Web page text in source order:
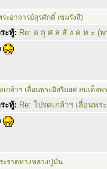
ะอาจารย์สุรศักดิ์ เขมรังสี)
ะทู้: Re: อ กุ ศ ล สั ง ค ห ะ (
เกล้าฯ เลื่อนพระอิสริยยศ สมเด็จ
ะทู้: Re: โปรดเกล้าฯ เลื่อนพ
ะราดทางหลวงปู่มั่น